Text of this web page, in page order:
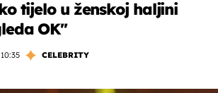
tijelo u ženskoj haljini
OK''
CELEBRITY